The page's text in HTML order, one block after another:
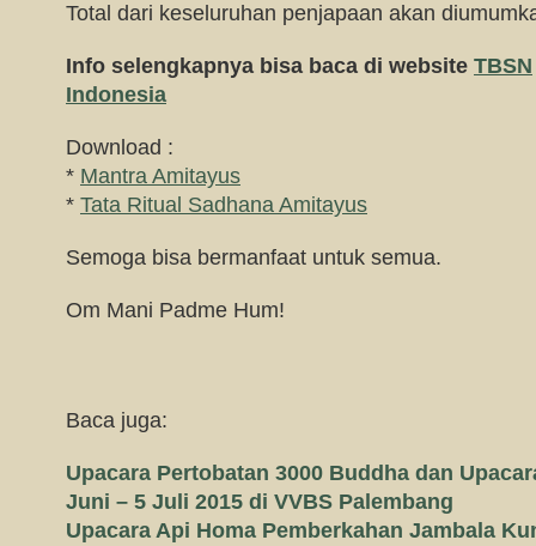
Total dari keseluruhan penjapaan akan
Info selengkapnya bisa baca di website TBSN
Indonesia
Download :
* Mantra Amitayus
* Tata Ritual Sadhana Amitayus
Semoga bisa bermanfaat untuk semua.
Om Mani Padme Hum!
Baca juga:
Upacara Pertobatan 3000 Buddha dan
Juni – 5 Juli 2015 di VVBS Palembang
Upacara Api Homa Pemberkahan Jambala